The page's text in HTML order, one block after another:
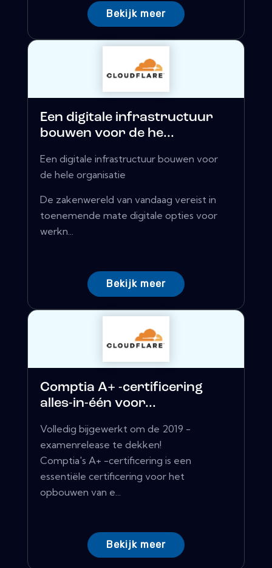
Bekijk meer
Een digitale infrastructuur
bouwen voor de he...
Een digitale infrastructuur bouwen voor
de hele organisatie
De zakenwereld van vandaag vereist in
toenemende mate digitale opties voor
werkn...
Bekijk meer
Comptia A+ -certificering
alles-in-één voor...
Volledig bijgewerkt om de 2019 -
examenrelease te dekken!
Comptia's A+ -certificering is een
essentiële certificering voor het
opbouwen van e...
Bekijk meer